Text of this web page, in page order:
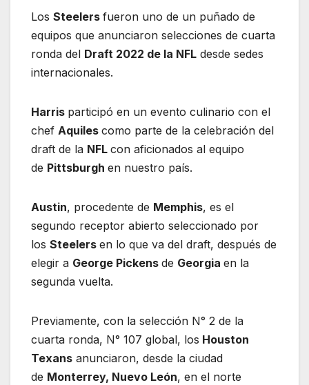
Los Steelers fueron uno de un puñado de
equipos que anunciaron selecciones de cuarta
ronda del Draft 2022 de la NFL desde sedes
internacionales.
Harris participó en un evento culinario con el
chef Aquiles como parte de la celebración del
draft de la NFL con aficionados al equipo
de Pittsburgh en nuestro país.
Austin, procedente de Memphis, es el
segundo receptor abierto seleccionado por
los Steelers en lo que va del draft, después de
elegir a George Pickens de Georgia en la
segunda vuelta.
Previamente, con la selección N° 2 de la
cuarta ronda, N° 107 global, los Houston
Texans anunciaron, desde la ciudad
de Monterrey, Nuevo León, en el norte